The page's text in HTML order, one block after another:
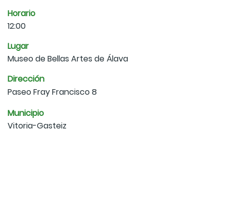
Horario
12:00
Lugar
Museo de Bellas Artes de Álava
Dirección
Paseo Fray Francisco 8
Municipio
Vitoria-Gasteiz